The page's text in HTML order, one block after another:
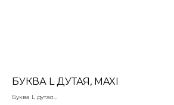
БУКВА L ДУТАЯ, MAXI
Буква L дутая